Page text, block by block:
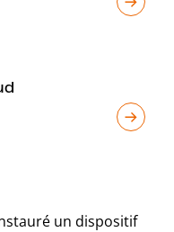
un dispositif